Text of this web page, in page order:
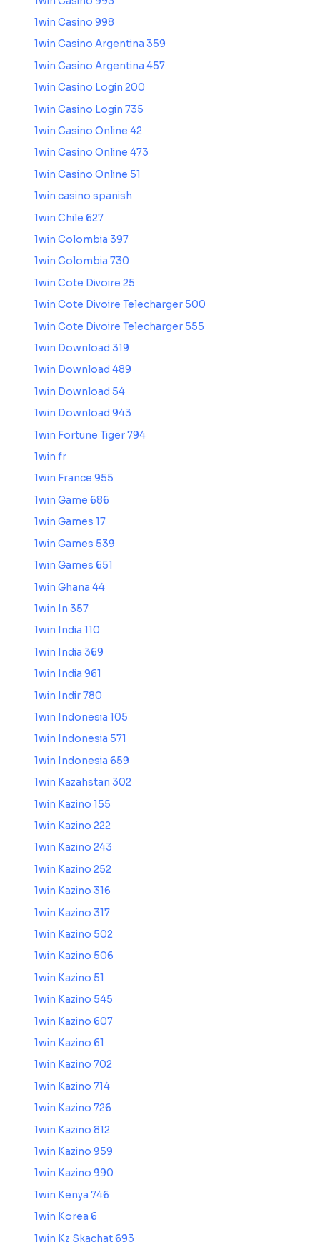
1win Casino 998
1win Casino Argentina 359
1win Casino Argentina 457
1win Casino Login 200
1win Casino Login 735
1win Casino Online 42
1win Casino Online 473
1win Casino Online 51
1win casino spanish
1win Chile 627
1win Colombia 397
1win Colombia 730
1win Cote Divoire 25
1win Cote Divoire Telecharger 500
1win Cote Divoire Telecharger 555
1win Download 319
1win Download 489
1win Download 54
1win Download 943
1win Fortune Tiger 794
1win fr
1win France 955
1win Game 686
1win Games 17
1win Games 539
1win Games 651
1win Ghana 44
1win In 357
1win India 110
1win India 369
1win India 961
1win Indir 780
1win Indonesia 105
1win Indonesia 571
1win Indonesia 659
1win Kazahstan 302
1win Kazino 155
1win Kazino 222
1win Kazino 243
1win Kazino 252
1win Kazino 316
1win Kazino 317
1win Kazino 502
1win Kazino 506
1win Kazino 51
1win Kazino 545
1win Kazino 607
1win Kazino 61
1win Kazino 702
1win Kazino 714
1win Kazino 726
1win Kazino 812
1win Kazino 959
1win Kazino 990
1win Kenya 746
1win Korea 6
1win Kz Skachat 693